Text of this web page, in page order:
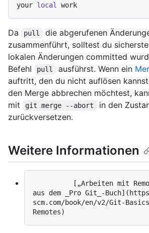
your local work
Da pull
die abgerufenen
zusammenführt, solltest du
lokalen Änderungen committed
Befehl
pull ausführst. Wenn ein
auftritt, den du nicht auflösen
den Merge abbrechen möchtest,
mit
git merge --abort
in den
zurückversetzen.
Weitere Informationen
aus dem _Pro Git_-
scm.com/book/en/v2/Git-